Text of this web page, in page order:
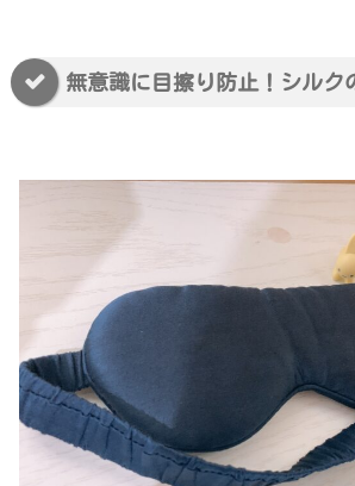
無意識に目擦り防止！シルク